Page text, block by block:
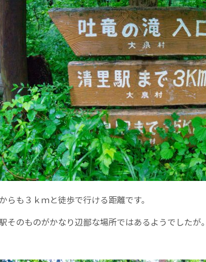
らも３ｋｍと徒歩で行ける距離です。
そのものがかなり辺鄙な場所ではあるようでしたが。